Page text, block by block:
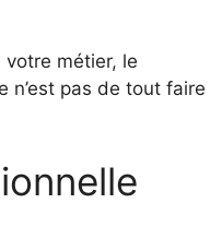
métier, le
n’est pas de tout faire